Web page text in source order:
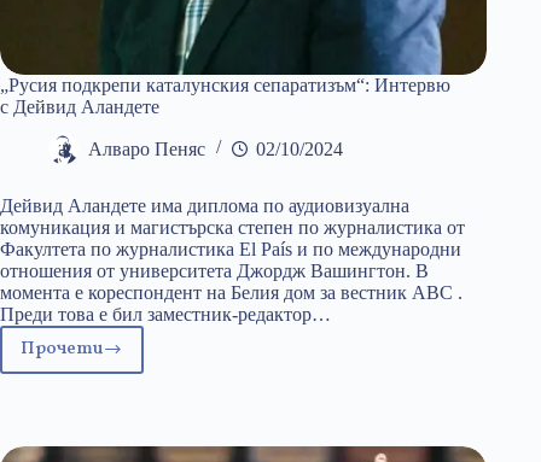
„Русия подкрепи каталунския сепаратизъм“: Интервю
с Дейвид Аландете
Алваро Пеняс 02/10/2024
Дейвид Аландете има диплома по аудиовизуална
комуникация и магистърска степен по журналистика от
Факултета по журналистика El País и по международни
отношения от университета Джордж Вашингтон. В
момента е кореспондент на Белия дом за вестник ABC .
Преди това е бил заместник-редактор…
Прочети
„Русия